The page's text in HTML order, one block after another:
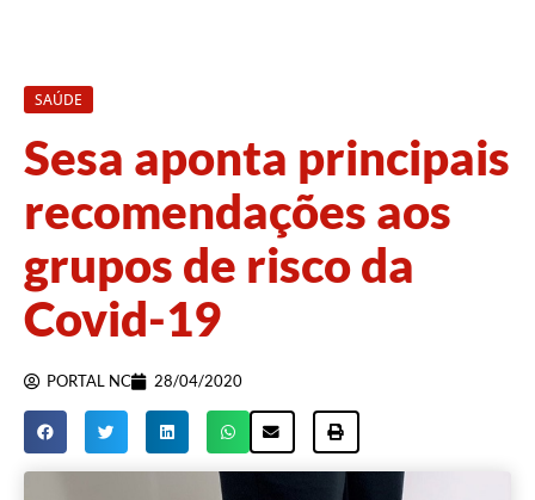
SAÚDE
Sesa aponta principais
recomendações aos
grupos de risco da
Covid-19
PORTAL NC 28/04/2020